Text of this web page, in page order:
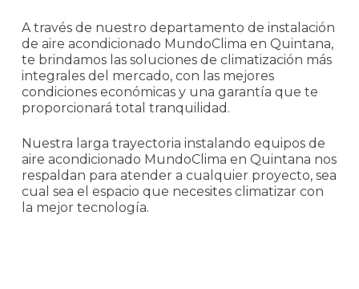
A través de nuestro departamento de instalación
de aire acondicionado MundoClima en Quintana,
te brindamos las soluciones de climatización más
integrales del mercado, con las mejores
condiciones económicas y una garantía que te
proporcionará total tranquilidad.
Nuestra larga trayectoria instalando equipos de
aire acondicionado MundoClima en Quintana nos
respaldan para atender a cualquier proyecto, sea
cual sea el espacio que necesites climatizar con
la mejor tecnología.